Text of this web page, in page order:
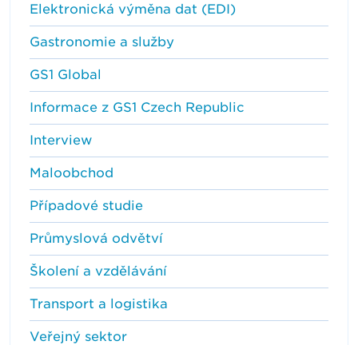
Elektronická výměna dat (EDI)
Gastronomie a služby
GS1 Global
Informace z GS1 Czech Republic
Interview
Maloobchod
Případové studie
Průmyslová odvětví
Školení a vzdělávání
Transport a logistika
Veřejný sektor